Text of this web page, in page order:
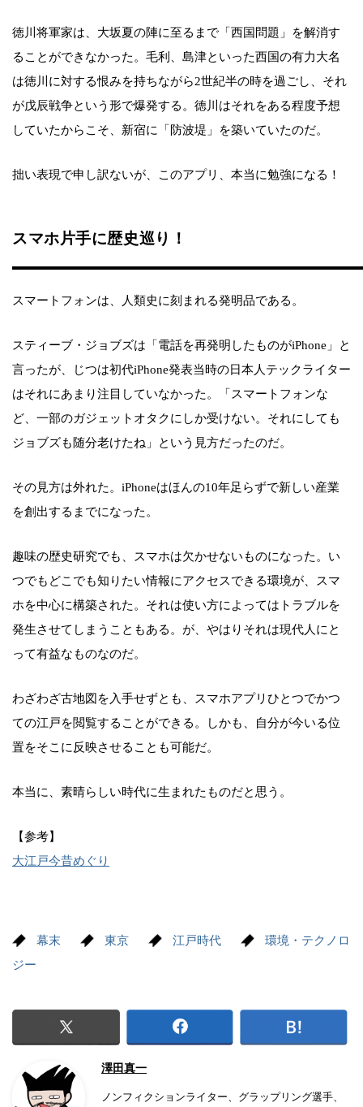
徳川将軍家は、大坂夏の陣に至るまで「西国問題」を解消す
ることができなかった。毛利、島津といった西国の有力大名
は徳川に対する恨みを持ちながら2世紀半の時を過ごし、それ
が戊辰戦争という形で爆発する。徳川はそれをある程度予想
していたからこそ、新宿に「防波堤」を築いていたのだ。
拙い表現で申し訳ないが、このアプリ、本当に勉強になる！
スマホ片手に歴史巡り！
スマートフォンは、人類史に刻まれる発明品である。
スティーブ・ジョブズは「電話を再発明したものがiPhone」と
言ったが、じつは初代iPhone発表当時の日本人テックライター
はそれにあまり注目していなかった。「スマートフォンな
ど、一部のガジェットオタクにしか受けない。それにしても
ジョブズも随分老けたね」という見方だったのだ。
その見方は外れた。iPhoneはほんの10年足らずで新しい産業
を創出するまでになった。
趣味の歴史研究でも、スマホは欠かせないものになった。い
つでもどこでも知りたい情報にアクセスできる環境が、スマ
ホを中心に構築された。それは使い方によってはトラブルを
発生させてしまうこともある。が、やはりそれは現代人にと
って有益なものなのだ。
わざわざ古地図を入手せずとも、スマホアプリひとつでかつ
ての江戸を閲覧することができる。しかも、自分が今いる位
置をそこに反映させることも可能だ。
本当に、素晴らしい時代に生まれたものだと思う。
【参考】
大江戸今昔めぐり
幕末 東京 江戸時代
環境・テクノロ
ジー
澤田真一
ノンフィクションライター、グラップリング選手、